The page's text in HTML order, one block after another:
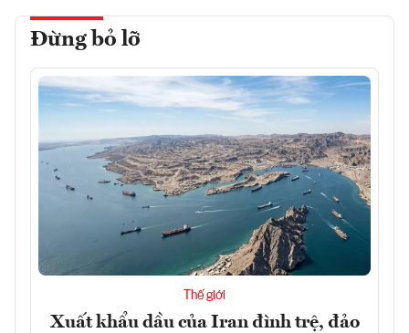
Đừng bỏ lỡ
Thế giới
Xuất khẩu dầu của Iran đình trệ, đảo